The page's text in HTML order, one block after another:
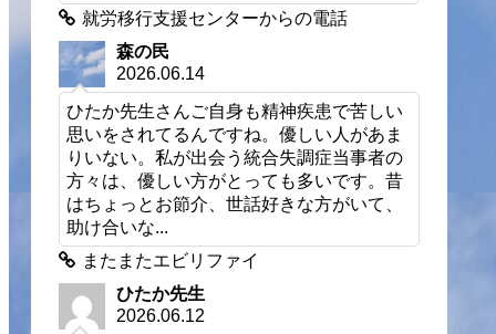
就労移行支援センターからの電話
森の民
2026.06.14
ひたか先生さんご自身も精神疾患で苦しい
思いをされてるんですね。優しい人があま
りいない。私が出会う統合失調症当事者の
方々は、優しい方がとっても多いです。昔
はちょっとお節介、世話好きな方がいて、
助け合いな...
またまたエビリファイ
ひたか先生
2026.06.12